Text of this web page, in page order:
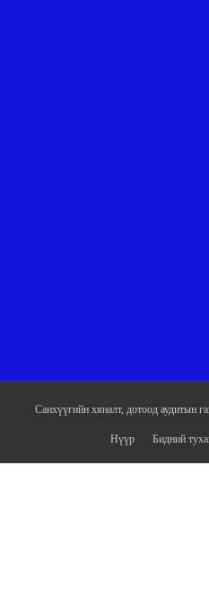
Санхүүгийн хяналт, дотоод аудитын
Нүүр Бидний